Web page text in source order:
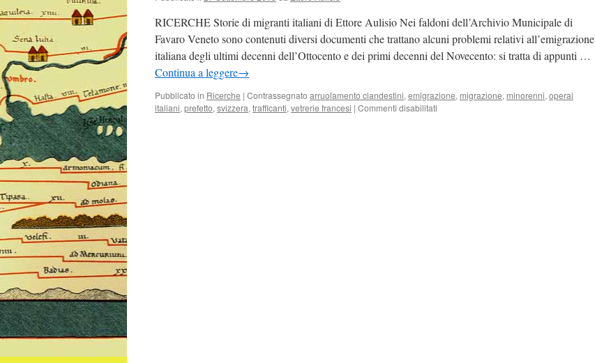
RICERCHE Storie di migranti italiani di Ettore Aulisio Nei faldoni dell’Archivio Municipale di
Favaro Veneto sono contenuti diversi documenti che trattano alcuni problemi relativi all’emigrazione
italiana degli ultimi decenni dell’Ottocento e dei primi decenni del Novecento: si tratta di appunti …
Continua a leggere→
Pubblicato in Ricerche | Contrassegnato arruolamento clandestini, emigrazione, migrazione, minorenni, operai
italiani, prefetto, svizzera, trafficanti, vetrerie francesi | Commenti disabilitati